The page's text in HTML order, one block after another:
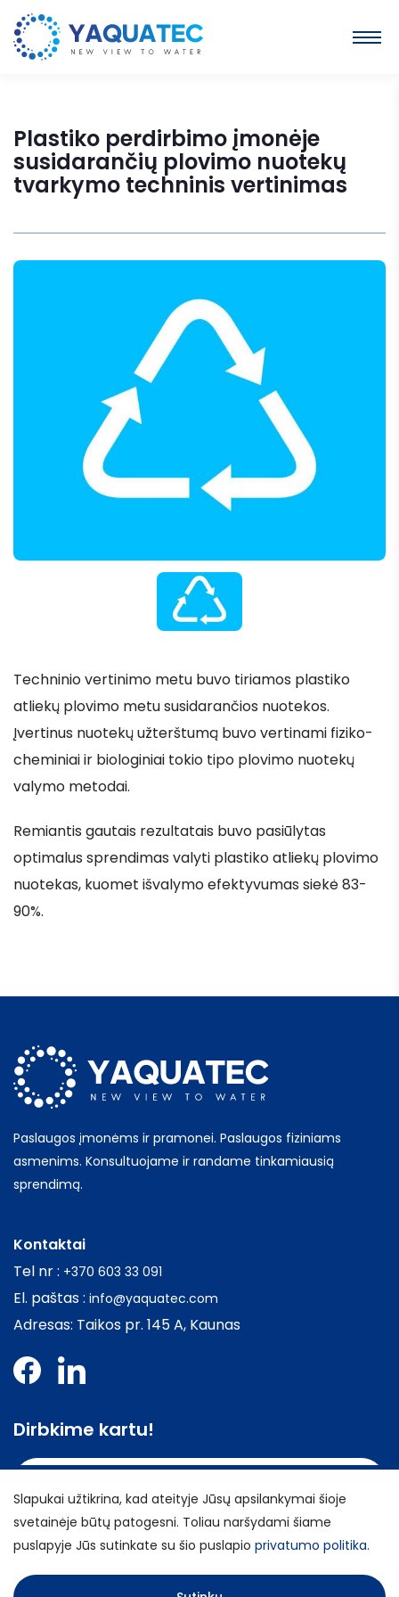
Plastiko perdirbimo įmonėje
susidarančių plovimo nuotekų
tvarkymo techninis vertinimas
Techninio vertinimo metu buvo tiriamos plastiko
atliekų plovimo metu susidarančios nuotekos.
Įvertinus nuotekų užterštumą buvo vertinami fiziko-
cheminiai ir biologiniai tokio tipo plovimo nuotekų
valymo metodai.
Remiantis gautais rezultatais buvo pasiūlytas
optimalus sprendimas valyti plastiko atliekų plovimo
nuotekas, kuomet išvalymo efektyvumas siekė 83-
90%.
Paslaugos įmonėms ir pramonei. Paslaugos fiziniams
asmenims. Konsultuojame ir randame tinkamiausią
sprendimą.
Kontaktai
Tel nr : +370 603 33 091
El. paštas : info@yaquatec.com
Adresas: Taikos pr. 145 A, Kaunas
Dirbkime kartu!
Visos teisės saugomos © YAQUATEC
Slapukai užtikrina, kad ateityje Jūsų apsilankymai šioje
svetainėje būtų patogesni. Toliau naršydami šiame
puslapyje Jūs sutinkate su šio puslapio privatumo politika.